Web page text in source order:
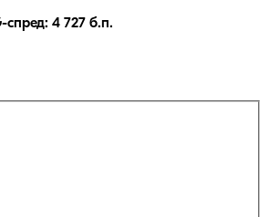
спред: 4 727 б.п.